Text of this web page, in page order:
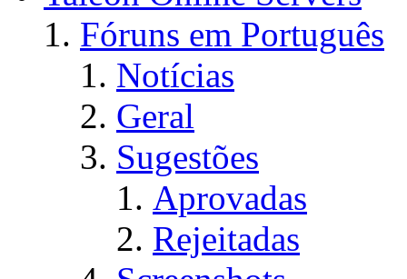
Fóruns em Português
Notícias
Geral
Sugestões
Aprovadas
Rejeitadas